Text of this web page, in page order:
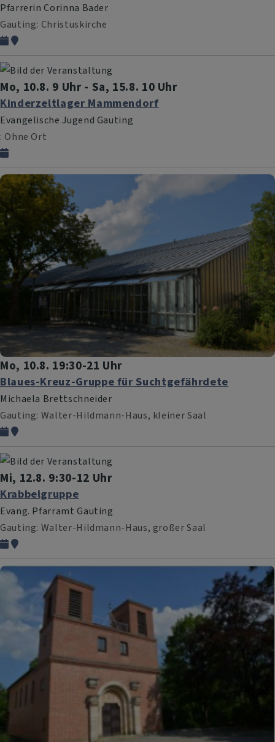
Pfarrerin Corinna Bader
Gauting Christuskirche
Mo, 10.8. 9 Uhr - Sa, 15.8. 10 Uhr
Kinderzeltlager Mammendorf
Evangelische Jugend Gauting
Ohne Ort
Mo, 10.8. 19:30-21 Uhr
Blaues-Kreuz-Gruppe für Suchtgefährdete
Michaela Brettschneider
Gauting Walter-Hildmann-Haus, kleiner Saal
Mi, 12.8. 9:30-12 Uhr
Krabbelgruppe
Evang. Pfarramt Gauting
Gauting Walter-Hildmann-Haus, großer Saal